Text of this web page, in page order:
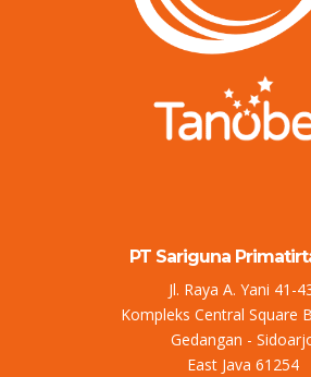
PT Sariguna
Jl. Raya A. Yani 41-
Kompleks Central Square
Gedangan -
East Java 61254